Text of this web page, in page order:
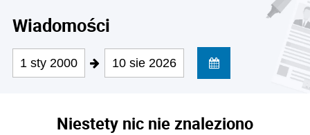
Wiadomości
1 sty 2000 10 sie 2026
Niestety nic nie znaleziono